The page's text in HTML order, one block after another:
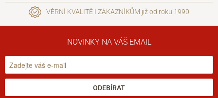
VĚRNÍ KVALITĚ I ZÁKAZNÍKŮM již od roku 1990
NOVINKY NA VÁŠ EMAIL
ODEBÍRAT